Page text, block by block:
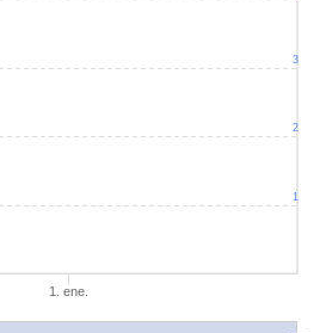
1. ene.
1
2
3